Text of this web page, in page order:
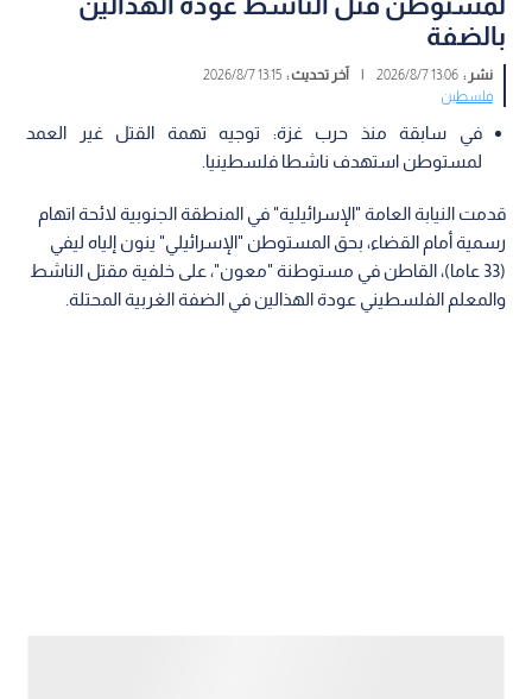
بالضفة
نشر :13:06 2026/8/7
| آخر تحديث :13:15 2026/8/7
فلسطين
في سابقة منذ حرب غزة: توجيه تهمة القتل غير العمد
لمستوطن استهدف ناشطا فلسطينيا.
قدمت النيابة العامة "الإسرائيلية" في المنطقة الجنوبية لائحة اتهام
رسمية أمام القضاء، بحق المستوطن "الإسرائيلي" ينون إلياه ليفي
(33 عاما)، القاطن في مستوطنة "معون"، على خلفية مقتل الناشط
والمعلم الفلسطيني عودة الهذالين في الضفة الغربية المحتلة.